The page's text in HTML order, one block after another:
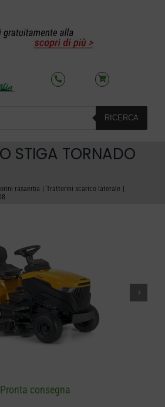
RICERCA
STIGA TORNADO
rasaerba
Trattorini scarico laterale
Pronta consegna